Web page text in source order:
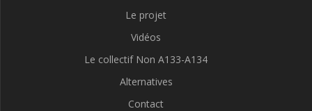
Le projet
Vidéos
Le collectif Non A133-A134
Alternatives
Contact